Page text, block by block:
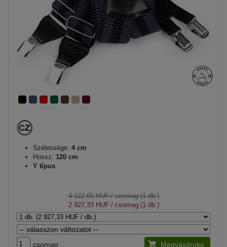
Szélessége: 4 cm
Hossz: 120 cm
Y típus
4 122,65 HUF/ csomag (1 db.)
2 927,33 HUF/ csomag (1 db.)
csomag Megvásárolni